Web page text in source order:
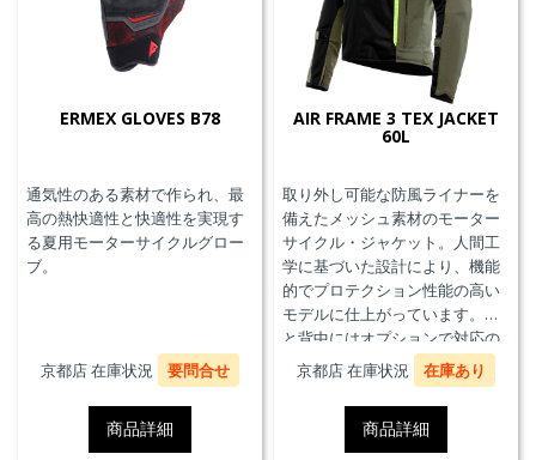
ERMEX GLOVES B78
通気性のある素材で作られ、最
高の熱快適性と快適性を実現す
る夏用モーターサイクルグロー
ブ。
京都店 在庫状況 要問合せ
商品詳細
AIR FRAME 3 TEX JACKET
60L
取り外し可能な防風ライナーを
備えたメッシュ素材のモーター
サイクル・ジャケット。人間工
学に基づいた設計により、機能
的でプロテクション性能の高い
モデルに仕上がっています。胸
と背中にはオプションで対応の
プロテクターを装着することが
できます。また、防水の内ポケ
ット、EN17092クラスA認証、パ
ンツと接続可能なファスナーを
京都店 在庫状況 在庫あり
商品詳細